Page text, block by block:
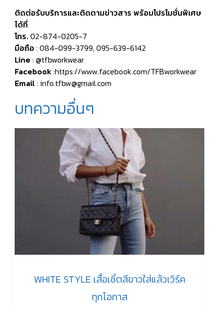
ติดต่อรับบริการและติดตามข่าวสาร พร้อมโปรโมชั่นพิเศษ
ได้ที่
โทร.02-874-0205-7
มือถือ : 084-099-3799, 095-639-6142
Line: @tfbworkwear
Facebook:https://www.facebook.com/TFBworkwear
Email: info.tfbw@gmail.com
บทความอื่นๆ
WHITE STYLE เสื้อเชิ้ตสีขาวใส่แล้วเวิร์ค
ทุกโอกาส